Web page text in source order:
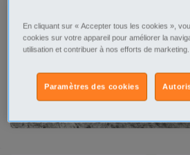
En cliquant sur « Accepter tous les cookies »,
cookies sur votre appareil pour améliorer la
utilisation et contribuer à nos efforts de marketing.
Paramètres des cookies